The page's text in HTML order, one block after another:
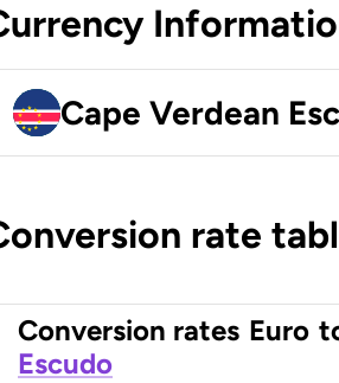
Cape Verdean
rate
Conversion rates Euro
Escudo